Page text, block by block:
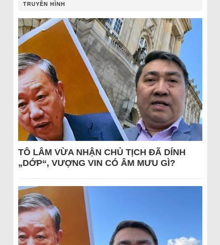
TRUYỀN HÌNH
TÔ LÂM VỪA NHẬN CHỦ TỊCH ĐÃ DÍNH
„DỚP“, VƯỢNG VIN CÓ ÂM MƯU GÌ?